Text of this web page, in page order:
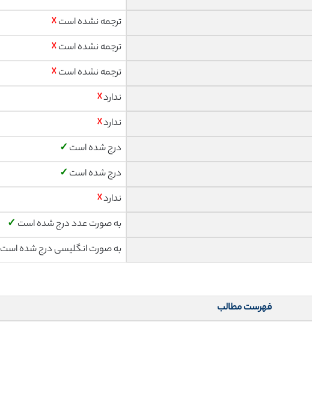
ترجمه نشده است☓
ترجمه نشده است☓
ترجمه نشده است☓
ندارد☓
ندارد☓
درج شده است ✓
درج شده است ✓
ندارد☓
به صورت عدد درج شده است ✓
به صورت انگلیسی درج شده است
فهرست مطالب